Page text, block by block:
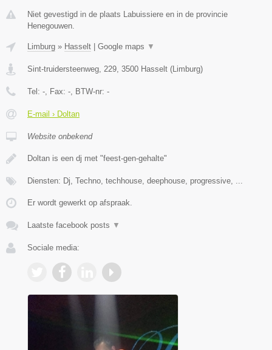
Niet gevestigd in de plaats Labuissiere en in de provincie
Henegouwen.
Limburg » Hasselt | Google maps ▼
Sint-truidersteenweg, 229 3500 Hasselt (Limburg)
Tel: - , Fax: - , BTW-nr: -
E-mail › Doltan
Website onbekend
Doltan is een dj met "feest-gen-gehalte"
Diensten: Dj, Techno, techhouse, deephouse, progressive, ...
Er wordt gewerkt op afspraak.
Laatste facebook posts ▼
Sociale media: